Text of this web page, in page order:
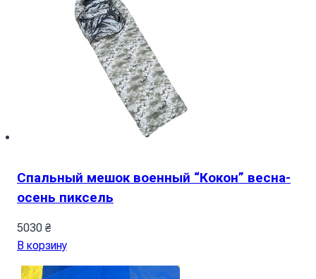
Спальный мешок военный “Кокон” весна-
осень пиксель
5030 ₴
В корзину